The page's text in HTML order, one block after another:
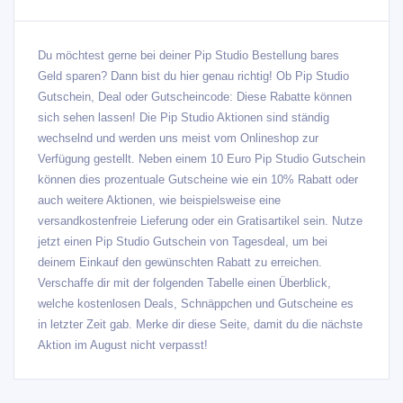
Geld sparen? Dann bist du hier genau richtig! Ob Pip Studio
Gutschein, Deal oder Gutscheincode: Diese Rabatte können
sich sehen lassen! Die Pip Studio Aktionen sind ständig
wechselnd und werden uns meist vom Onlineshop zur
Verfügung gestellt. Neben einem 10 Euro Pip Studio Gutschein
können dies prozentuale Gutscheine wie ein 10% Rabatt oder
auch weitere Aktionen, wie beispielsweise eine
versandkostenfreie Lieferung oder ein Gratisartikel sein. Nutze
jetzt einen Pip Studio Gutschein von Tagesdeal, um bei
deinem Einkauf den gewünschten Rabatt zu erreichen.
Verschaffe dir mit der folgenden Tabelle einen Überblick,
welche kostenlosen Deals, Schnäppchen und Gutscheine es
in letzter Zeit gab. Merke dir diese Seite, damit du die nächste
Aktion im August nicht verpasst!